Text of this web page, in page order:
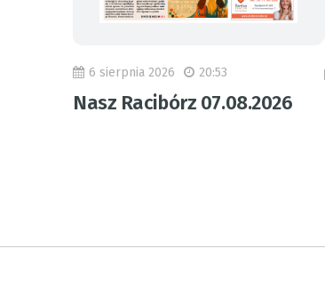
6 sierpnia 2026 20:53
Nasz Racibórz 07.08.2026